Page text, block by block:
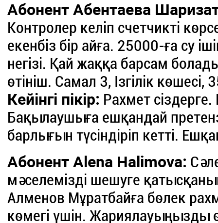
Абонент Абентаева
Контролер келіп счетчикті
екенбіз бір айға. 25000-ға су
негізі. Қай жаққа барсам
өтініш. Самал 3, Ізгілік көшесі,
Кейінгі пікір: Рахмет
Бақылаушыға ешқандай
барлығын түсіндіріп кетті.
Абонент Alena Halimova:
мәселемізді шешуге
Алменов Мұратбайға бөлек
көмегі үшін. Жариялауыңызды